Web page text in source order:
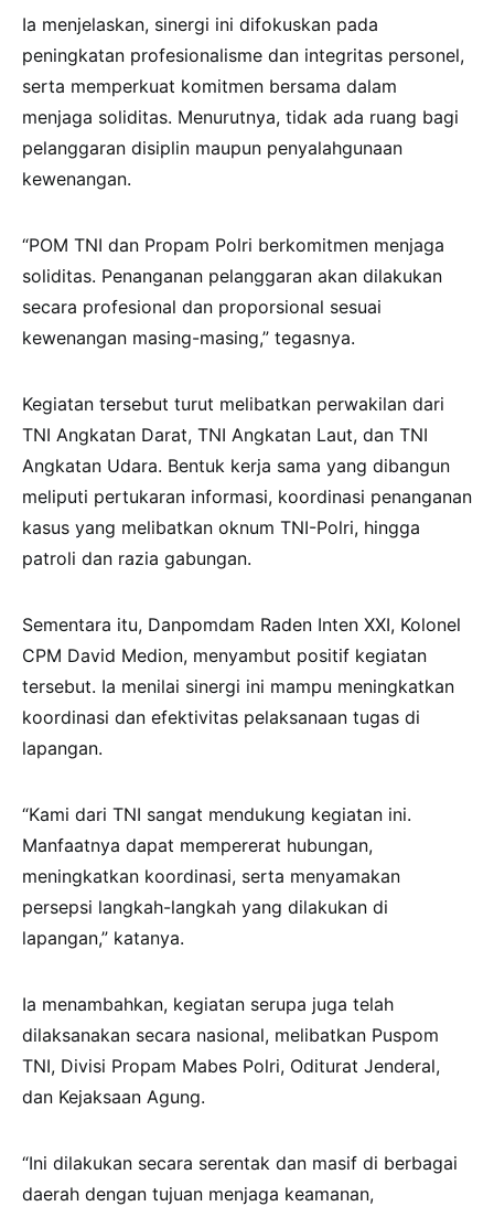
Ia menjelaskan, sinergi ini difokuskan pada
peningkatan profesionalisme dan integritas personel,
serta memperkuat komitmen bersama dalam
menjaga soliditas. Menurutnya, tidak ada ruang bagi
pelanggaran disiplin maupun penyalahgunaan
kewenangan.
“POM TNI dan Propam Polri berkomitmen menjaga
soliditas. Penanganan pelanggaran akan dilakukan
secara profesional dan proporsional sesuai
kewenangan masing-masing,” tegasnya.
Kegiatan tersebut turut melibatkan perwakilan dari
TNI Angkatan Darat, TNI Angkatan Laut, dan TNI
Angkatan Udara. Bentuk kerja sama yang dibangun
meliputi pertukaran informasi, koordinasi penanganan
kasus yang melibatkan oknum TNI-Polri, hingga
patroli dan razia gabungan.
Sementara itu, Danpomdam Raden Inten XXI, Kolonel
CPM David Medion, menyambut positif kegiatan
tersebut. Ia menilai sinergi ini mampu meningkatkan
koordinasi dan efektivitas pelaksanaan tugas di
lapangan.
“Kami dari TNI sangat mendukung kegiatan ini.
Manfaatnya dapat mempererat hubungan,
meningkatkan koordinasi, serta menyamakan
persepsi langkah-langkah yang dilakukan di
lapangan,” katanya.
Ia menambahkan, kegiatan serupa juga telah
dilaksanakan secara nasional, melibatkan Puspom
TNI, Divisi Propam Mabes Polri, Oditurat Jenderal,
dan Kejaksaan Agung.
“Ini dilakukan secara serentak dan masif di berbagai
daerah dengan tujuan menjaga keamanan,